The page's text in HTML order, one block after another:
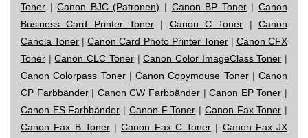
Toner |Canon BJC (Patronen) | Canon BP Toner|Canon
Business Card Printer Toner | Canon C Toner |Canon
Canola Toner |Canon Card Photo Printer Toner| Canon CFX
Toner |Canon CLC Toner|Canon Color ImageClass Toner |
Canon Colorpass Toner| Canon Copymouse Toner| Canon
CP Farbbänder| Canon CW Farbbänder |Canon EP Toner |
Canon ES Farbbänder | Canon F Toner | Canon Fax Toner |
Canon Fax B Toner|Canon Fax C Toner | Canon Fax JX